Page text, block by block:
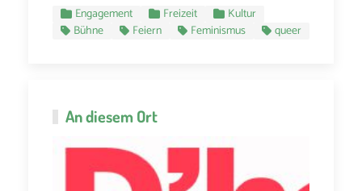
Engagement Freizeit
Kultur
Bühne
Feiern Feminismus queer
An diesem Ort